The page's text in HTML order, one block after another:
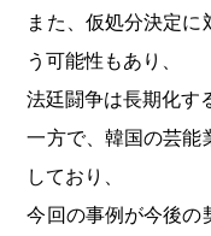
また、仮処分決定
う可能性もあり、
法廷闘争は長期化す
一方で、韓国の芸能
しており、
今回の事例が今後の